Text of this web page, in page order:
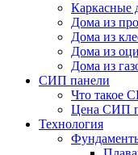
Каркасные
Дома из
Дома из
Дома из
Дома из
СИП панели
Что такое
Цена СИП
Технология